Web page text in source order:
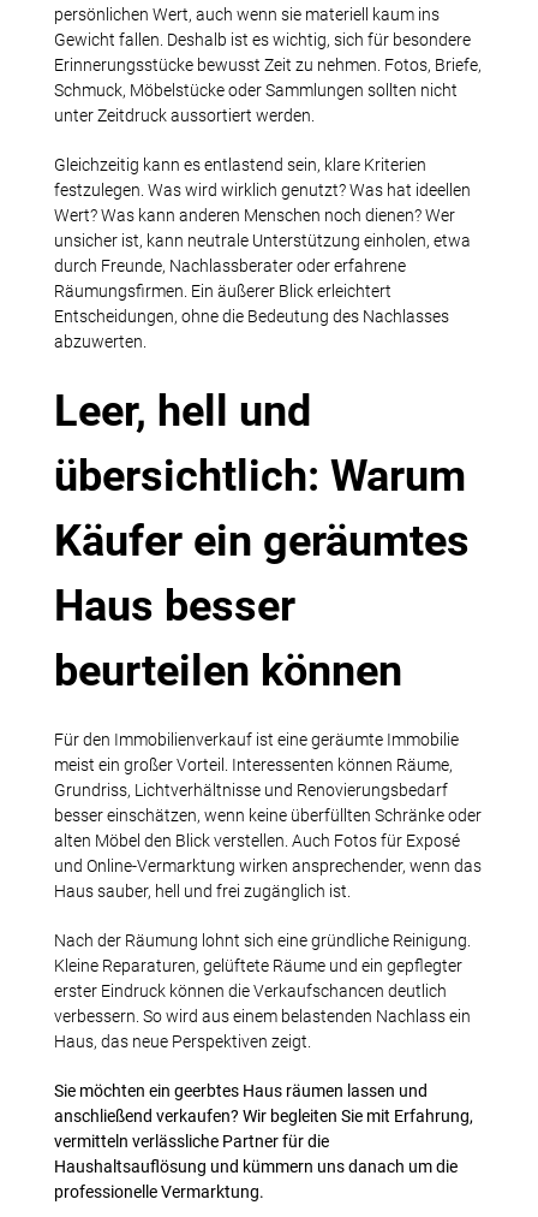
persönlichen Wert, auch wenn sie materiell kaum ins
Gewicht fallen. Deshalb ist es wichtig, sich für besondere
Erinnerungsstücke bewusst Zeit zu nehmen. Fotos, Briefe,
Schmuck, Möbelstücke oder Sammlungen sollten nicht
unter Zeitdruck aussortiert werden.
Gleichzeitig kann es entlastend sein, klare Kriterien
festzulegen. Was wird wirklich genutzt? Was hat ideellen
Wert? Was kann anderen Menschen noch dienen? Wer
unsicher ist, kann neutrale Unterstützung einholen, etwa
durch Freunde, Nachlassberater oder erfahrene
Räumungsfirmen. Ein äußerer Blick erleichtert
Entscheidungen, ohne die Bedeutung des Nachlasses
abzuwerten.
Leer, hell und
übersichtlich: Warum
Käufer ein geräumtes
Haus besser
beurteilen können
Für den Immobilienverkauf ist eine geräumte Immobilie
meist ein großer Vorteil. Interessenten können Räume,
Grundriss, Lichtverhältnisse und Renovierungsbedarf
besser einschätzen, wenn keine überfüllten Schränke oder
alten Möbel den Blick verstellen. Auch Fotos für Exposé
und Online-Vermarktung wirken ansprechender, wenn das
Haus sauber, hell und frei zugänglich ist.
Nach der Räumung lohnt sich eine gründliche Reinigung.
Kleine Reparaturen, gelüftete Räume und ein gepflegter
erster Eindruck können die Verkaufschancen deutlich
verbessern. So wird aus einem belastenden Nachlass ein
Haus, das neue Perspektiven zeigt.
Sie möchten ein geerbtes Haus räumen lassen und
anschließend verkaufen? Wir begleiten Sie mit Erfahrung,
vermitteln verlässliche Partner für die
Haushaltsauflösung und kümmern uns danach um die
professionelle Vermarktung.